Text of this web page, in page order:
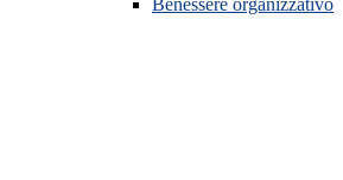
Benessere organizzativo